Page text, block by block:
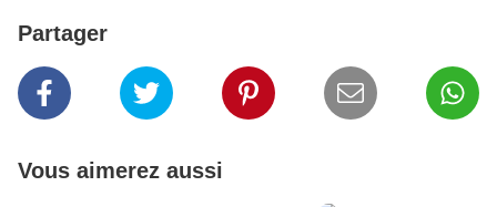
Partager
Vous aimerez aussi